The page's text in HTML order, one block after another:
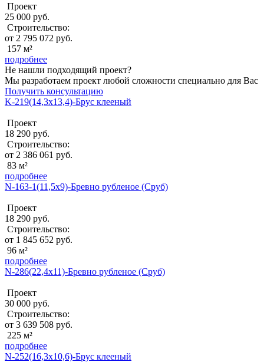
Проект
25 000 руб.
Строительство:
от 2 795 072 руб.
157 м²
подробнее
Не нашли подходящий проект?
Мы разработаем проект любой сложности специально для Вас
Получить консультацию
K-219(14,3x13,4)-Брус клееный
Проект
18 290 руб.
Строительство:
от 2 386 061 руб.
83 м²
подробнее
N-163-1(11,5x9)-Бревно рубленое (Сруб)
Проект
18 290 руб.
Строительство:
от 1 845 652 руб.
96 м²
подробнее
N-286(22,4x11)-Бревно рубленое (Сруб)
Проект
30 000 руб.
Строительство:
от 3 639 508 руб.
225 м²
подробнее
N-252(16,3x10,6)-Брус клееный